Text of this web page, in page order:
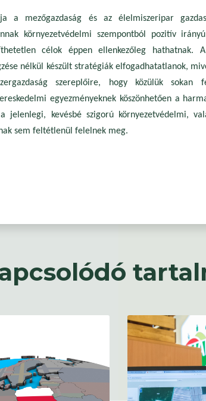
a mezőgazdaság és az élelmiszeripar
környezetvédelmi szempontból pozitív
célok éppen ellenkezőleg hathatnak.
nélkül készült stratégiák elfogadhatatlanok,
szereplőire, hogy közülük sokan
egyezményeknek köszönhetően a
jelenlegi, kevésbé szigorú környezetvédelmi,
sem feltétlenül felelnek meg.